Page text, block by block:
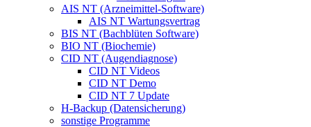
AIS NT (Arzneimittel-Software)
AIS NT Wartungsvertrag
BIS NT (Bachblüten Software)
BIO NT (Biochemie)
CID NT (Augendiagnose)
CID NT Videos
CID NT Demo
CID NT 7 Update
H-Backup (Datensicherung)
sonstige Programme